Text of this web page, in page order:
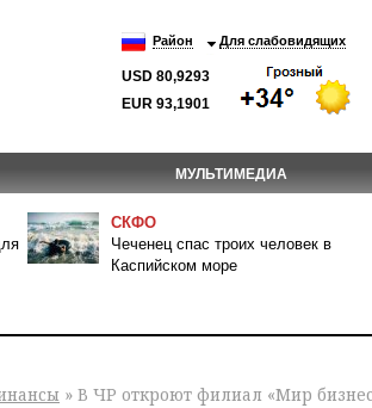
Район Для слабовидящих
USD 80,9293
EUR 93,1901
МУЛЬТИМЕДИА
СКФО
Чеченец спас троих человек в
Каспийском море
» В ЧР откроют филиал «Мир